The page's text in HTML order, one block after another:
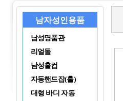
남자성인용품
남성명품관
리얼돌
남성홀컵
자동핸드잡(홀)
대형 바디 자동